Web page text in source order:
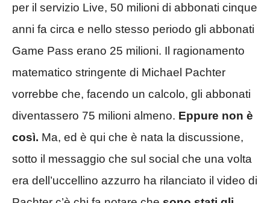
per il servizio Live, 50 milioni di abbonati cinque
anni fa circa e nello stesso periodo gli abbonati
Game Pass erano 25 milioni. Il ragionamento
matematico stringente di Michael Pachter
vorrebbe che, facendo un calcolo, gli abbonati
diventassero 75 milioni almeno. Eppure non è
così. Ma, ed è qui che è nata la discussione,
sotto il messaggio che sul social che una volta
era dell’uccellino azzurro ha rilanciato il video di